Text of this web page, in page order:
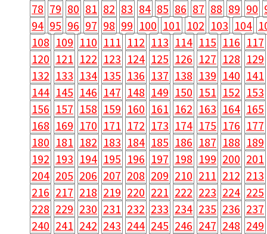
78 79 80 81 82 83 84 85 86 87 88 89 90
94 95 96 97 98 99 100 101 102 103 104
108 109 110 111 112 113 114 115 116 117
120 121 122 123 124 125 126 127 128 129
132 133 134 135 136 137 138 139 140 141
144 145 146 147 148 149 150 151 152 153
156 157 158 159 160 161 162 163 164 165
168 169 170 171 172 173 174 175 176 177
180 181 182 183 184 185 186 187 188 189
192 193 194 195 196 197 198 199 200 201
204 205 206 207 208 209 210 211 212 213
216 217 218 219 220 221 222 223 224 225
228 229 230 231 232 233 234 235 236 237
240 241 242 243 244 245 246 247 248 249